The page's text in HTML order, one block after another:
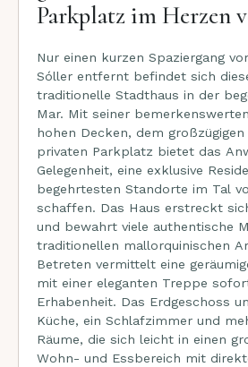
Parkplatz im Herzen
Nur einen kurzen Spaziergang
Sóller entfernt befindet sich
traditionelle Stadthaus in der
Mar. Mit seiner
hohen Decken, dem
privaten Parkplatz bietet das
Gelegenheit, eine exklusive
begehrtesten Standorte im Tal
schaffen. Das Haus erstreckt sich über drei Etagen
und bewahrt viele authentische
traditionellen mallorquinischen
Betreten vermittelt eine
mit einer eleganten Treppe
Erhabenheit. Das Erdgeschoss
Küche, ein Schlafzimmer und
Räume, die sich leicht in einen
Wohn- und Essbereich mit